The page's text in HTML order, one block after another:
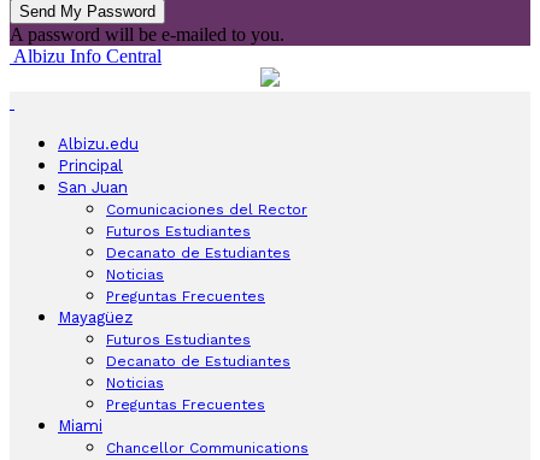
A password will be e-mailed to you.
Albizu Info Central
Albizu.edu
Principal
San Juan
Comunicaciones del Rector
Futuros Estudiantes
Decanato de Estudiantes
Noticias
Preguntas Frecuentes
Mayagüez
Futuros Estudiantes
Decanato de Estudiantes
Noticias
Preguntas Frecuentes
Miami
Chancellor Communications